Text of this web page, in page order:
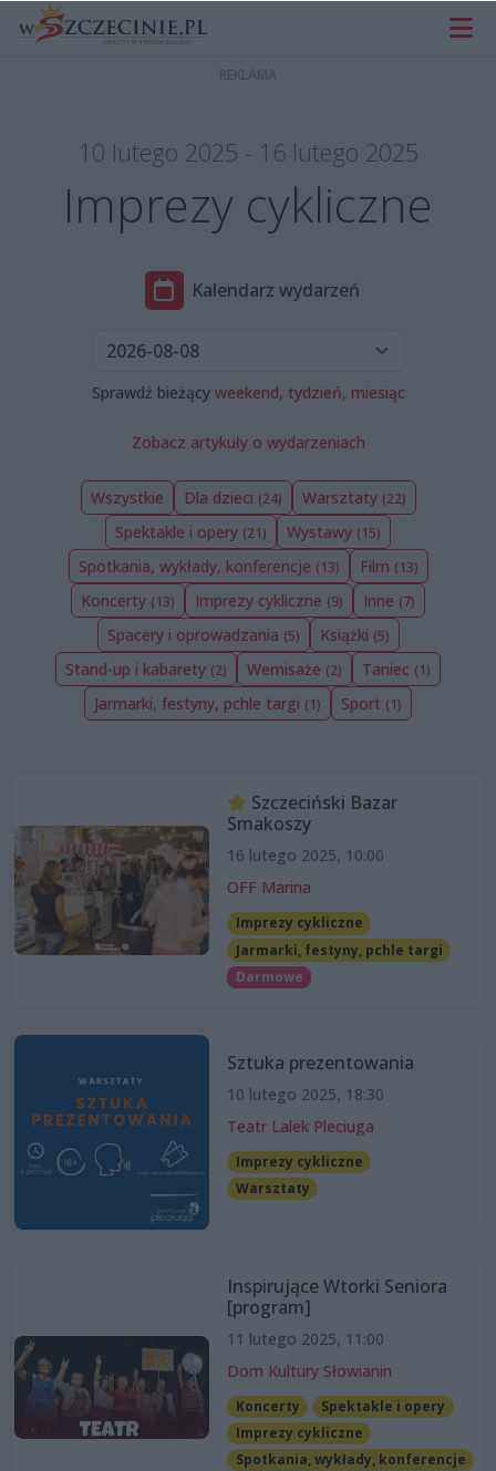
10 lutego 2025 - 16 lutego 2025
Imprezy cykliczne
Kalendarz wydarzeń
Sprawdź bieżący weekend, tydzień, miesiąc
Zobacz artykuły o wydarzeniach
Wszystkie Dla dzieci (24) Warsztaty (22)
Spektakle i opery (21) Wystawy (15)
Spotkania, wykłady, konferencje (13) Film (13)
Koncerty (13) Imprezy cykliczne (9) Inne (7)
Spacery i oprowadzania (5) Książki (5)
Stand-up i kabarety (2) Wernisaże (2) Taniec (1)
Jarmarki, festyny, pchle targi (1) Sport (1)
Szczeciński Bazar
Smakoszy
16 lutego 2025, 10:00
OFF Marina
Imprezy cykliczne
Jarmarki, festyny, pchle targi
Darmowe
Sztuka prezentowania
10 lutego 2025, 18:30
Teatr Lalek Pleciuga
Imprezy cykliczne
Warsztaty
Inspirujące Wtorki Seniora
[program]
11 lutego 2025, 11:00
Dom Kultury Słowianin
Koncerty
Spektakle i opery
Imprezy cykliczne
Spotkania, wykłady, konferencje